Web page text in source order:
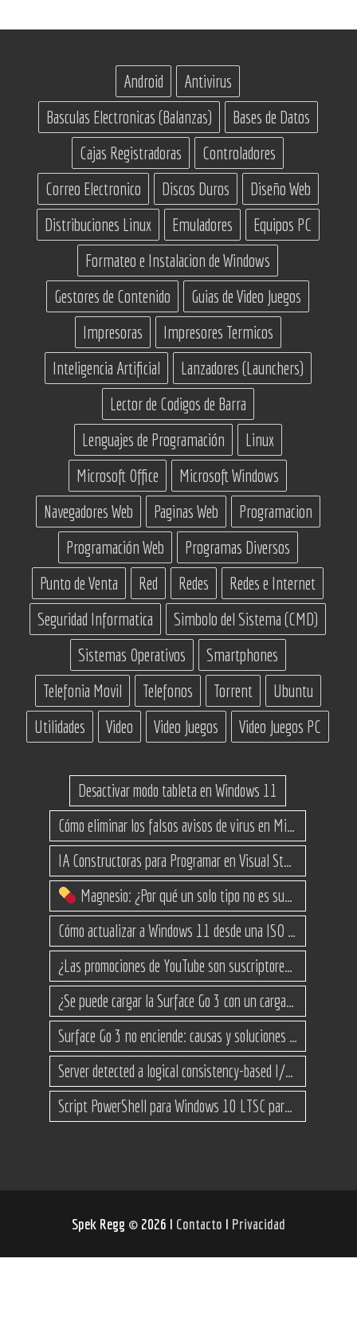
Android
Antivirus
Basculas Electronicas (Balanzas)
Bases de Datos
Cajas Registradoras
Controladores
Correo Electronico
Discos Duros
Diseño Web
Distribuciones Linux
Emuladores
Equipos PC
Formateo e Instalacion de Windows
Gestores de Contenido
Guias de Video Juegos
Impresoras
Impresores Termicos
Inteligencia Artificial
Lanzadores (Launchers)
Lector de Codigos de Barra
Lenguajes de Programación
Linux
Microsoft Office
Microsoft Windows
Navegadores Web
Paginas Web
Programacion
Programación Web
Programas Diversos
Punto de Venta
Red Redes
Redes e Internet
Seguridad Informatica
Simbolo del Sistema (CMD)
Sistemas Operativos
Smartphones
Telefonia Movil
Telefonos Torrent
Ubuntu
Utilidades
Video Video Juegos Video Juegos PC
Desactivar modo tableta en Windows 11
Cómo eliminar los falsos avisos de virus en Microsoft Edge
IA Constructoras para Programar en Visual Studio con C#
Magnesio: ¿Por qué un solo tipo no es suficiente? (Guía de variantes)
Cómo actualizar a Windows 11 desde una ISO en equipos no compatibles
¿Las promociones de YouTube son suscriptores reales o bots? Esta es la Verdad
¿Se puede cargar la Surface Go 3 con un cargador USB-C de teléfono?
Surface Go 3 no enciende: causas y soluciones paso a paso para que arranque
Server detected a logical consistency-based I/O error: incorrect pageid
Script PowerShell para Windows 10 LTSC para recuperar espacio
Spek Regg © 2026 I Contacto I Privacidad